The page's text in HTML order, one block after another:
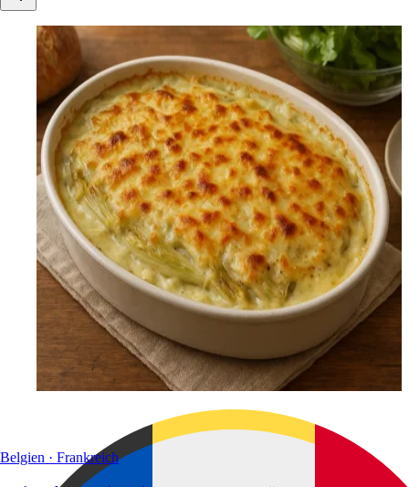
Belgien · Frankreich